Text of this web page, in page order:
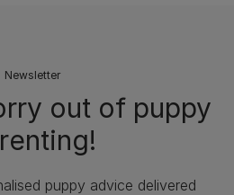
Newsletter
out of puppy
puppy advice delivered